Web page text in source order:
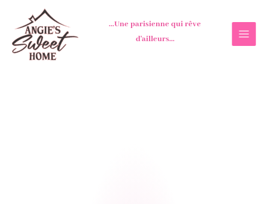
contenu
...Une parisienne qui rêve
d'ailleurs...